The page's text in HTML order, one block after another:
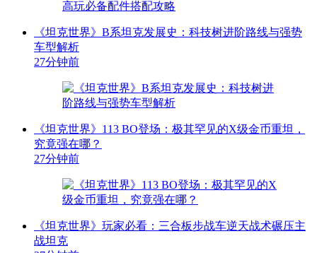
《坦克世界》B系坦克发展史：科技树进阶路线与强势
车型解析
27分钟前
《坦克世界》113 BO登场：极其罕见的X级金币重坦，
究竟强在哪？
27分钟前
《坦克世界》玩家必看：三合板步战车逆天战术碾压主
战坦克